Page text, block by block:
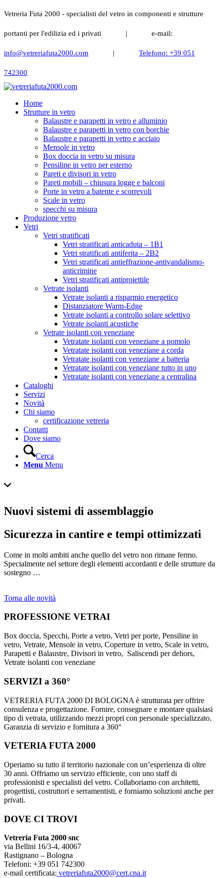
Vetreria Futa 2000 - specialisti del vetro in componenti e strutture
portanti per l'edilizia ed i privati | e-mail:
info@vetreriafuta2000.com | Telefono: +39 051
742300
Home
Strutture in vetro
Balaustre e parapetti in vetro e alluminio
Balaustre e parapetti in vetro con borchie
Balaustre e parapetti in vetro e acciaio
Mensole in vetro
Box doccia in vetro su misura
Pensiline in vetro per esterno
Pareti e divisori in vetro
Pareti mobili – chiusura logge e balconi
Porte in vetro a batente e scorrevoli
Scale in vetro
specchi su misura
Produzione vetro
Vetri
Vetri stratificati
Vetri stratificati anticaduta – 1B1
Vetri stratificati antiferita – 2B2
Vetri stratificati antieffrazione-antivandalismo-
anticrimine
Vetri stratificati antiproiettile
Vetrate isolanti
Vetrate isolanti a risparmio energetico
Distanziatore Warm-Edge
Vetrate isolanti a controllo solare selettivo
Vetrate isolanti acustiche
Vetrate isolanti con veneziane
Vetratate isolanti con veneziane a pomolo
Vetratate isolanti con veneziane a corda
Vetratate isolanti con veneziane a batteria
Vetratate isolanti con veneziane tutto in uno
Vetratate isolanti con veneziane a centralina
Cataloghi
Servizi
Novità
Chi siamo
certificazione vetreria
Contatti
Dove siamo
Cerca
Menu Menu
Nuovi sistemi di assemblaggio
Sicurezza in cantire e tempi ottimizzati
Come in molti ambiti anche quello del vetro non rimane fermo.
Specialmente nel settore degli elementi accordanti e delle strutture da
sostegno …
Torna alle novità
PROFESSIONE VETRAI
Box doccia, Specchi, Porte a vetro, Vetri per porte, Pensiline in
vetro, Vetrate, Mensole in vetro, Coperture in vetro, Scale in vetro,
Parapetti e Balaustre, Divisori in vetro, Saliscendi per dehors,
Vetrate isolanti con veneziane
SERVIZI a 360°
VETRERIA FUTA 2000 DI BOLOGNA è strutturata per offrire
consulenza e progettazione. Fornire, consegnare e montare qualsiasi
tipo di vetrata, utilizzando mezzi propri con personale specializzato.
Garanzia di servizio e fornitura a 360°
VETERIA FUTA 2000
Operiamo su tutto il territorio nazionale con un’esperienza di oltre
30 anni. Offriamo un servizio efficiente, con uno staff di
professionisti e specialisti del vetro. Collaboriamo con architetti,
progettisti, costruttori e serramentisti, e forniamo soluzioni anche per
privati.
DOVE CI TROVI
Vetreria Futa 2000 snc
via Bellini 16/3-4, 40067
Rastignano – Bologna
Telefoni: +39 051 742300
e-mail certificata: vetreriafuta2000@cert.cna.it